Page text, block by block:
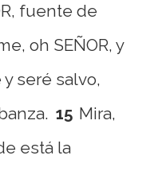
fuente de
oh SEÑOR, y
seré salvo,
15 Mira,
está la